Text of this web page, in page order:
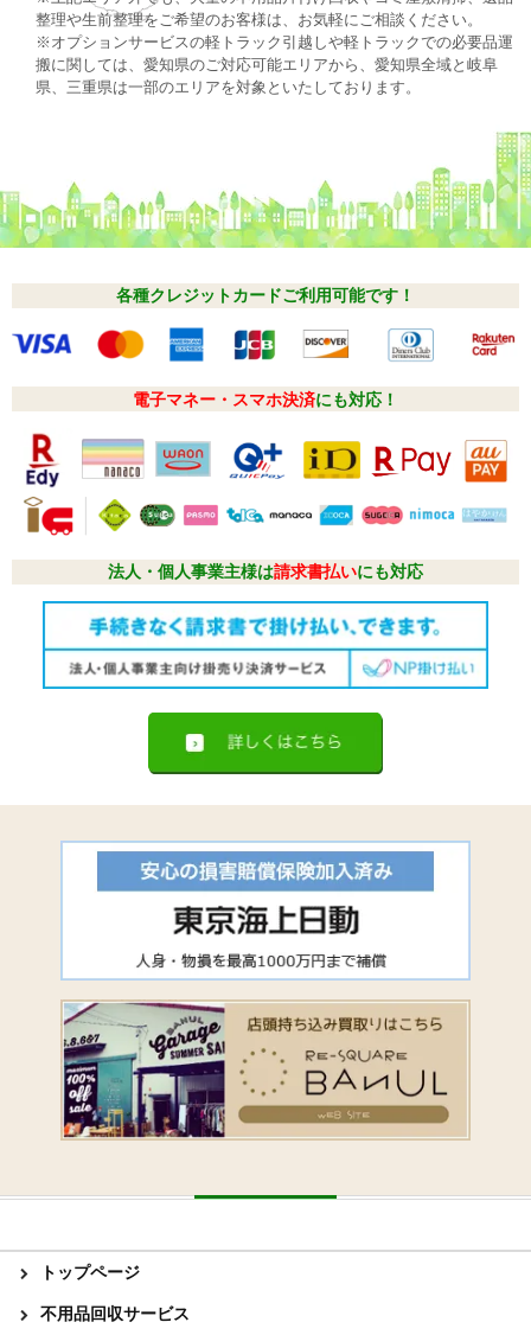
整理や生前整理をご希望のお客様は、お気軽にご相談ください。
※オプションサービスの軽トラック引越しや軽トラックでの必要品運
搬に関しては、愛知県のご対応可能エリアから、愛知県全域と岐阜
県、三重県は一部のエリアを対象といたしております。
各種クレジットカードご利用可能です！
電子マネー・スマホ決済にも対応！
法人・個人事業主様は請求書払いにも対応
トップページ
不用品回収サービス